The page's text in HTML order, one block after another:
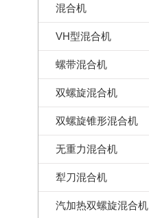
混合机
VH型混合机
螺带混合机
双螺旋混合机
双螺旋锥形混合机
无重力混合机
犁刀混合机
汽加热双螺旋混合机